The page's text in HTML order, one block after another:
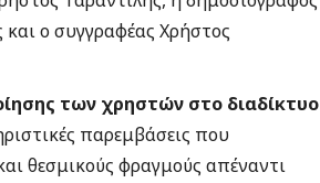
ο συγγραφέας Χρήστος
των χρηστών στο διαδίκτυο
παρεμβάσεις που
θεσμικούς φραγμούς απέναντι